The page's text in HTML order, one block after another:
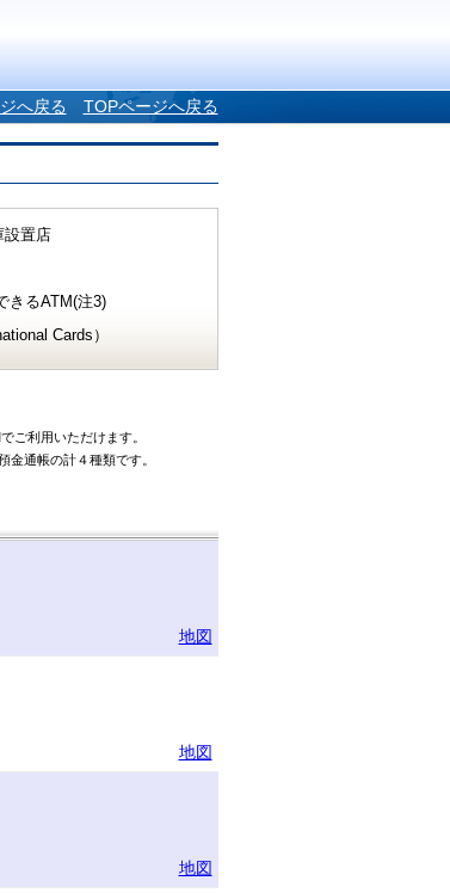
へ戻る TOPページへ戻る
設置店
きるATM(注3)
Cards）
ご利用いただけます。
金通帳の計４種類です。
地図
地図
地図